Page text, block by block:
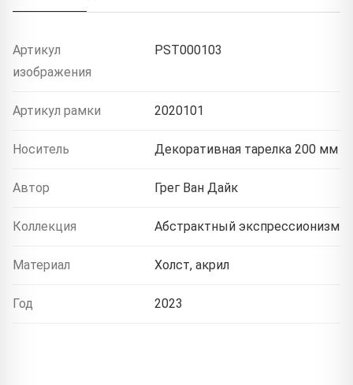
Артикул
изображения
PST000103
Артикул рамки 2020101
Носитель Декоративная тарелка 200 мм
Автор Грег Ван Дайк
Коллекция Абстрактный экспрессионизм
Материал Холст, акрил
Год 2023